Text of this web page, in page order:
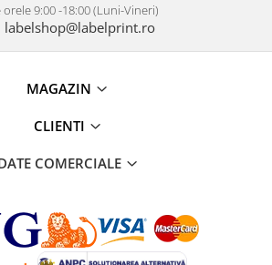
orele 9:00 -18:00 (Luni-Vineri)
labelshop@labelprint.ro
MAGAZIN
CLIENTI
COMERCIALE